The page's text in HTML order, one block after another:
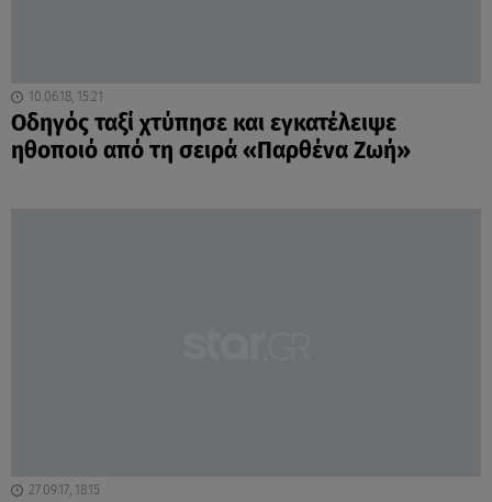
10.06.18, 15:21
Οδηγός ταξί χτύπησε και εγκατέλειψε
ηθοποιό από τη σειρά «Παρθένα Ζωή»
27.09.17, 18:15